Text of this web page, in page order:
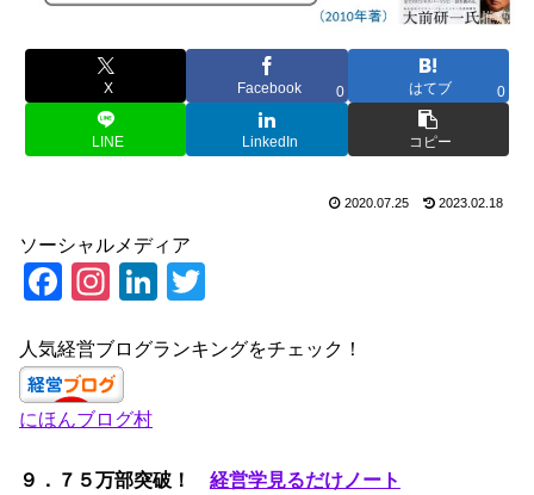
X Facebook 0 はてブ 0
LINE LinkedIn コピー
2020.07.25 2023.02.18
ソーシャルメディア
F
c
e
b
o
In
a
gr
a
m
Li
k
n
tt
人気経営ブログランキングをチェック！
にほんブログ村
９．７５万部突破！ 経営学見るだけノート